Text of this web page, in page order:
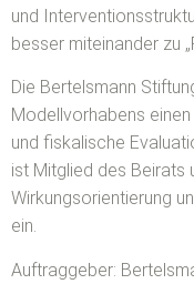
und
besser miteinander zu
Die Bertelsmann
Modellvorhabens
und fiskalische
ist Mitglied des Beirats
Wirkungsorientierung
ein.
Auftraggeber: